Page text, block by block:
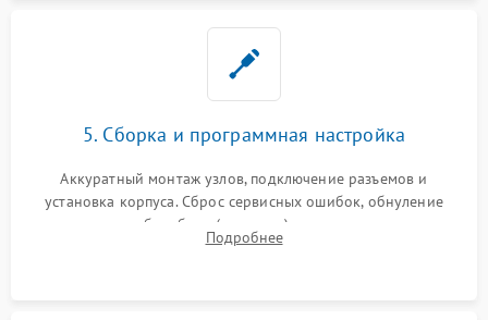
5. Сборка и программная настройка
Аккуратный монтаж узлов, подключение разъемов и
установка корпуса. Сброс сервисных ошибок, обнуление
счетчиков абсорбера (памперса) или узла переноса,
обновление прошивки и программная калибровка аппарата.
Подробнее